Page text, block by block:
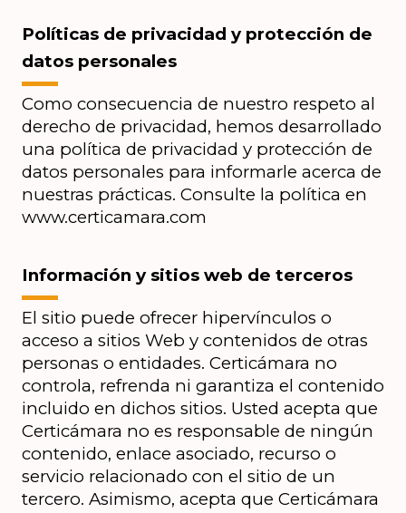
Políticas de privacidad y protección de
datos personales
Como consecuencia de nuestro respeto al
derecho de privacidad, hemos desarrollado
una política de privacidad y protección de
datos personales para informarle acerca de
nuestras prácticas. Consulte la política en
www.certicamara.com
Información y sitios web de terceros
El sitio puede ofrecer hipervínculos o
acceso a sitios Web y contenidos de otras
personas o entidades. Certicámara no
controla, refrenda ni garantiza el contenido
incluido en dichos sitios. Usted acepta que
Certicámara no es responsable de ningún
contenido, enlace asociado, recurso o
servicio relacionado con el sitio de un
tercero. Asimismo, acepta que Certicámara